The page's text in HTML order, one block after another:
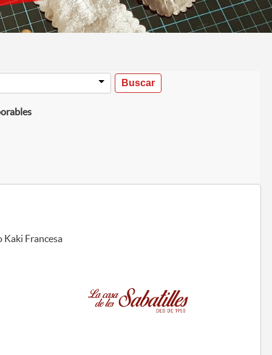
Kaki Francesa